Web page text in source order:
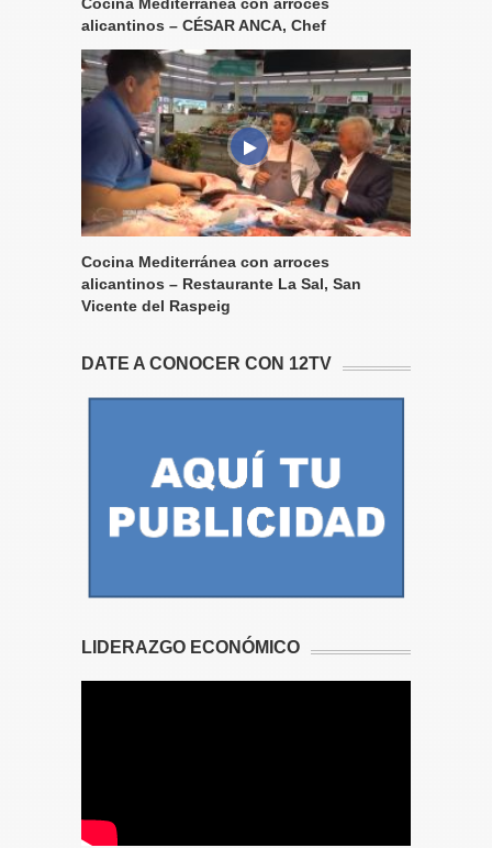
Cocina Mediterránea con arroces
alicantinos – CÉSAR ANCA, Chef
Cocina Mediterránea con arroces
alicantinos – Restaurante La Sal, San
Vicente del Raspeig
DATE A CONOCER CON 12TV
LIDERAZGO ECONÓMICO